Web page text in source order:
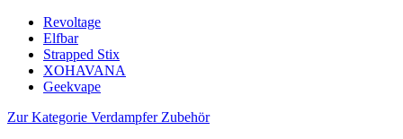
Revoltage
Elfbar
Strapped Stix
XOHAVANA
Geekvape
Zur Kategorie Verdampfer Zubehör